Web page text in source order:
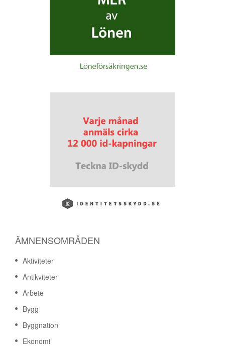
ÄMNENSOMRÅDEN
Aktiviteter
Antikviteter
Arbete
Bygg
Byggnation
Ekonomi